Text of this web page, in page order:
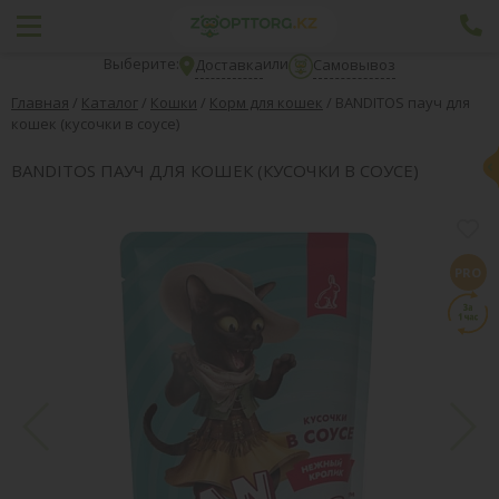
Выберите: Доставкаили
Самовывоз
Главная / Каталог / Кошки / Корм для кошек / BANDITOS пауч для
кошек (кусочки в соусе)
BANDITOS ПАУЧ ДЛЯ КОШЕК (КУСОЧКИ В СОУСЕ)